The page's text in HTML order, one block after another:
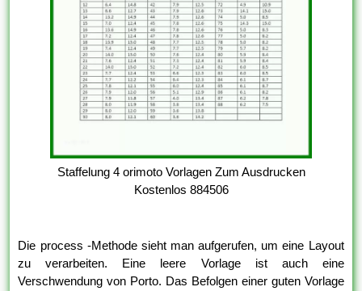
Staffelung 4 orimoto Vorlagen Zum Ausdrucken
Kostenlos 884506
Die process -Methode sieht man aufgerufen, um eine Layout
zu verarbeiten. Eine leere Vorlage ist auch eine
Verschwendung von Porto. Das Befolgen einer guten Vorlage